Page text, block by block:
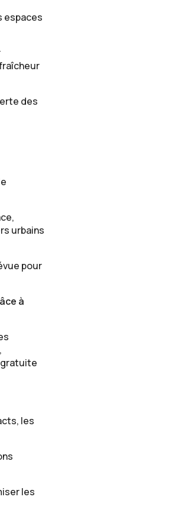
espaces
des
urbains
pour
à
gratuite
les
les